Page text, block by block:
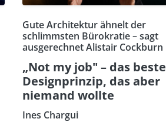
Gute Architektur ähnelt der
schlimmsten Bürokratie – sagt
ausgerechnet Alistair Cockburn
„Not my job" – das beste
Designprinzip, das aber
niemand wollte
Ines Chargui